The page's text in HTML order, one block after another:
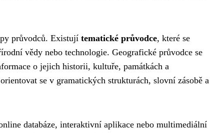
průvodců. Existují tematické průvodce, které se
vědy nebo technologie. Geografické průvodce se
o jejich historii, kultuře, památkách a
se v gramatických strukturách, slovní zásobě a
databáze, interaktivní aplikace nebo multimediální